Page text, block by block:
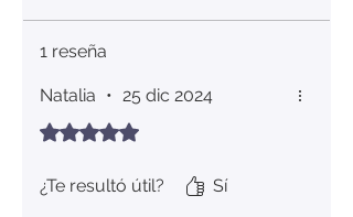
1 reseña
Natalia • 25 dic 2024
Obtuvo 5 de 5 estrellas.
¿Te resultó útil? Sí